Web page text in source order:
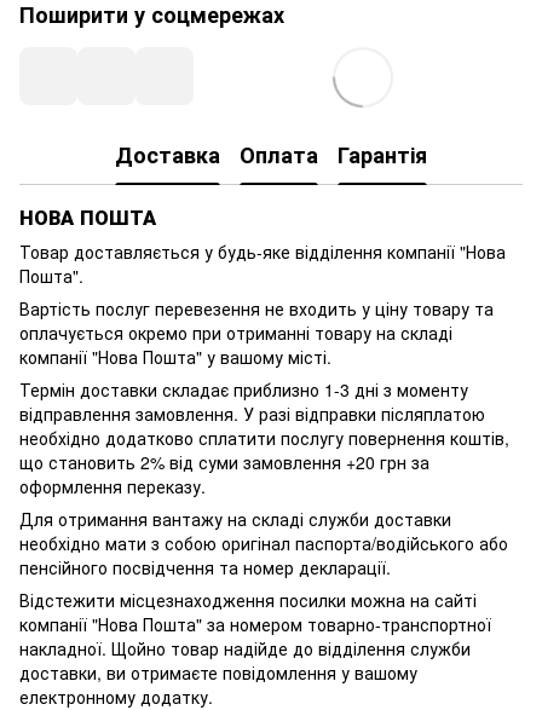
Поширити у соцмережах
Доставка Оплата Гарантія
НОВА ПОШТА
Товар доставляється у будь-яке відділення компанії "Нова
Пошта".
Вартість послуг перевезення не входить у ціну товару та
оплачується окремо при отриманні товару на складі
компанії "Нова Пошта" у вашому місті.
Термін доставки складає приблизно 1-3 дні з моменту
відправлення замовлення. У разі відправки післяплатою
необхідно додатково сплатити послугу повернення коштів,
що становить 2% від суми замовлення +20 грн за
оформлення переказу.
Для отримання вантажу на складі служби доставки
необхідно мати з собою оригінал паспорта/водійського або
пенсійного посвідчення та номер декларації.
Відстежити місцезнаходження посилки можна на сайті
компанії "Нова Пошта" за номером товарно-транспортної
накладної. Щойно товар надійде до відділення служби
доставки, ви отримаєте повідомлення у вашому
електронному додатку.